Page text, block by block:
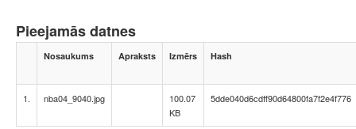
Pieejamās datnes
Nosaukums Apraksts Izmērs Hash
1. nba04_9040.jpg
100.07
KB
5dde040d6cdff90d64800fa7f2e4f776